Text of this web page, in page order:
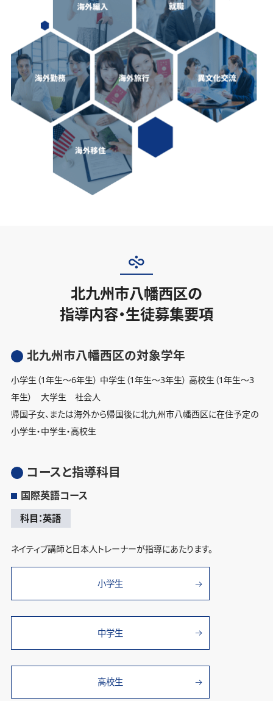
北九州市八幡西区の
指導内容・生徒募集要項
北九州市八幡西区の対象学年
小学生（1年生〜6年生） 中学生（1年生〜3年生） 高校生（1年生〜3
年生） 大学生 社会人
帰国子女、または海外から帰国後に北九州市八幡西区に在住予定の
小学生・中学生・高校生
コースと指導科目
国際英語コース
科目：英語
ネイティブ講師と日本人トレーナーが指導にあたります。
小学生
中学生
高校生